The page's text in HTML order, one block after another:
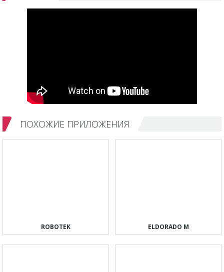
ПОХОЖИЕ ПРИЛОЖЕНИЯ
ROBOTEK ELDORADO M